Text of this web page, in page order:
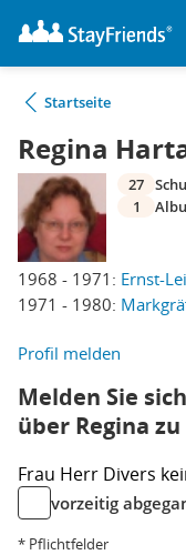
Startseite
Regina
1968 - 1971: Ernst-
1971 - 1980:
27
1
Profil melden
Melden Sie
über Regina
Frau Herr Divers
vorzeitig
* Pflichtfelder